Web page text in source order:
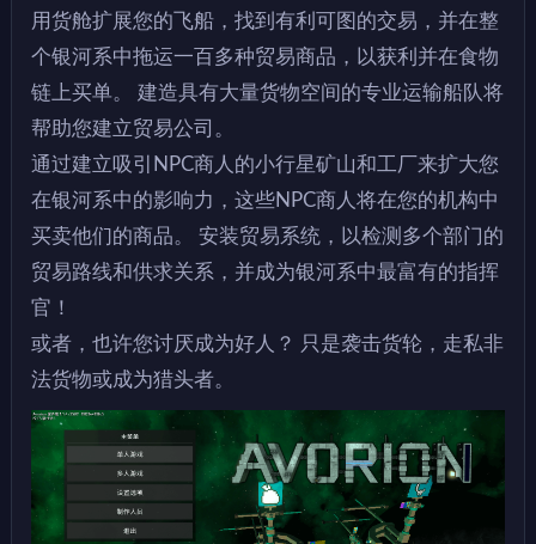
用货舱扩展您的飞船，找到有利可图的交易，并在整
个银河系中拖运一百多种贸易商品，以获利并在食物
链上买单。 建造具有大量货物空间的专业运输船队将
帮助您建立贸易公司。
通过建立吸引NPC商人的小行星矿山和工厂来扩大您
在银河系中的影响力，这些NPC商人将在您的机构中
买卖他们的商品。 安装贸易系统，以检测多个部门的
贸易路线和供求关系，并成为银河系中最富有的指挥
官！
或者，也许您讨厌成为好人？ 只是袭击货轮，走私非
法货物或成为猎头者。